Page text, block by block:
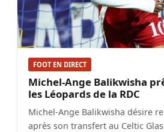
FOOT EN DIRECT
Michel-Ange Balikwisha
les Léopards de la RDC
Michel-Ange Balikwisha désire
après son transfert au Celtic